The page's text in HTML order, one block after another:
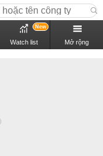
Watch list
New
Mở rộng